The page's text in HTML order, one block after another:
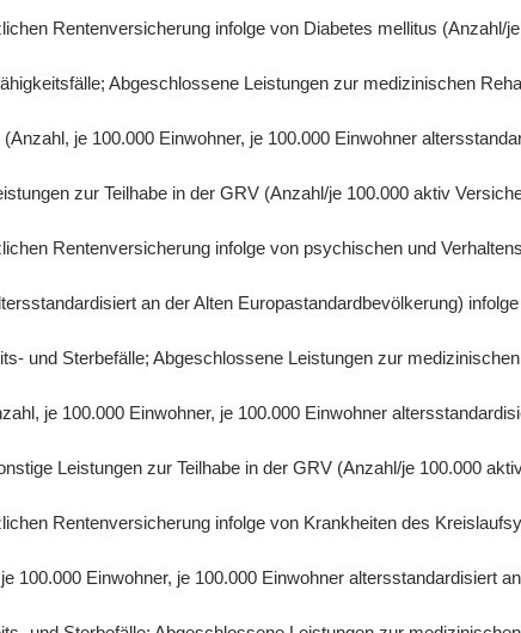
Rentenversicherung infolge von Diabetes mellitus (Anzahl/
Abgeschlossene Leistungen zur medizinischen
je 100.000 Einwohner, je 100.000 Einwohner
zur Teilhabe in der GRV (Anzahl/je 100.000 aktiv
Rentenversicherung infolge von psychischen und
an der Alten Europastandardbevölkerung)
und Sterbefälle; Abgeschlossene Leistungen zur
je 100.000 Einwohner, je 100.000 Einwohner
Leistungen zur Teilhabe in der GRV (Anzahl/je 100.000
Rentenversicherung infolge von Krankheiten des
Einwohner, je 100.000 Einwohner altersstandardisiert